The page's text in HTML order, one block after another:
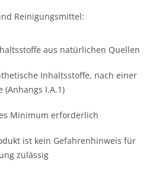
Reinigungsmittel:
aus natürlichen Quellen
Inhaltsstoffe, nach einer
(Anhangs I.A.1)
Minimum erforderlich
ist kein Gefahrenhinweis für
zulässig